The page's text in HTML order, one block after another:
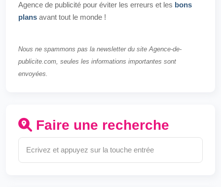
Agence de publicité pour éviter les erreurs et les bons
plans avant tout le monde !
Nous ne spammons pas la newsletter du site Agence-de-
publicite.com, seules les informations importantes sont
envoyées.
Faire une recherche